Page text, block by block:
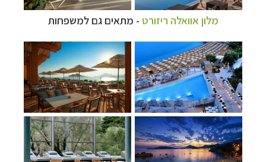
מלון אוואלה ריזורט - מתאים גם למשפחות